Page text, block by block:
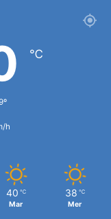
℃
h
40 ℃
Mar
38 ℃
Mer